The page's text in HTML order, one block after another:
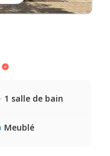
1 salle de bain
Meublé